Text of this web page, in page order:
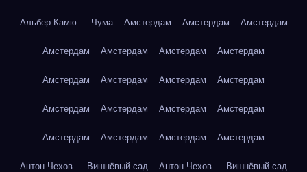
Альбер Камю — Чума Амстердам Амстердам Амстердам
Амстердам Амстердам Амстердам Амстердам
Амстердам Амстердам Амстердам Амстердам
Амстердам Амстердам Амстердам Амстердам
Амстердам Амстердам Амстердам Амстердам
Антон Чехов — Вишнёвый сад Антон Чехов — Вишнёвый сад